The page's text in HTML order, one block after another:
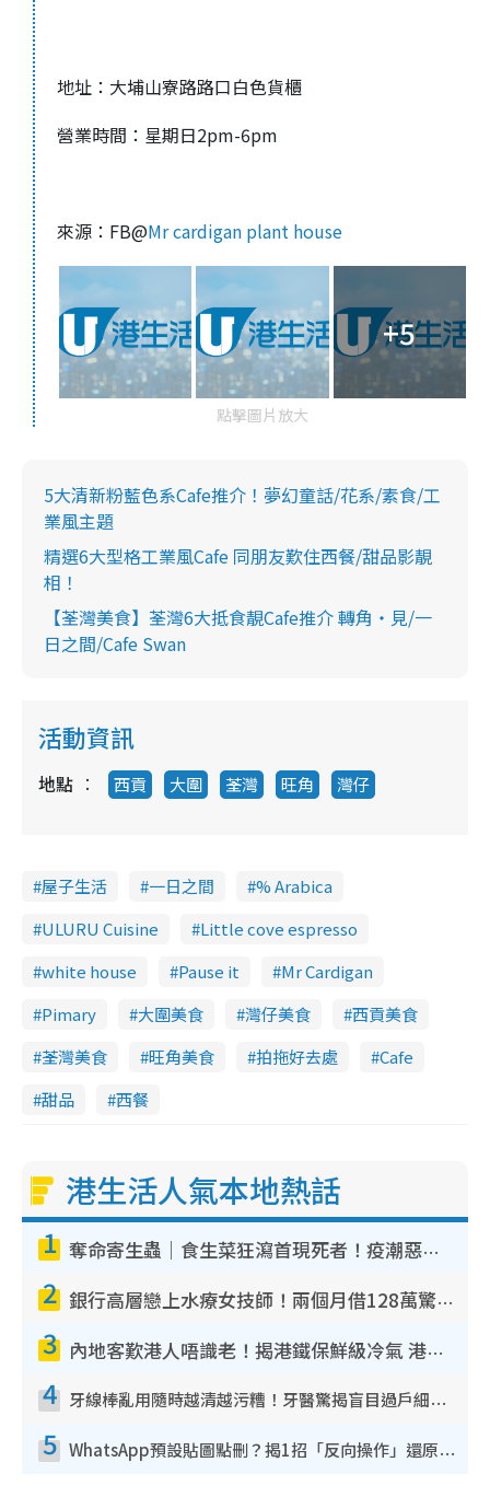
地址：大埔山寮路路口白色貨櫃
營業時間：星期日2pm-6pm
來源：FB@Mr cardigan plant house
+5
點擊圖片放大
5大清新粉藍色系Cafe推介！夢幻童話/花系/素食/工
業風主題
精選6大型格工業風Cafe 同朋友歎住西餐/甜品影靚
相！
【荃灣美食】荃灣6大抵食靚Cafe推介 轉角‧見/一
日之間/Cafe Swan
活動資訊
地點 西貢 大圍 荃灣 旺角 灣仔
屋子生活 一日之間
% Arabica
ULURU Cuisine
Little cove espresso
white house
Pause it
Mr Cardigan
Pimary
大圍美食 灣仔美食
西貢美食
荃灣美食
旺角美食 拍拖好去處
Cafe
甜品
西餐
港生活人氣本地熱話
1 奪命寄生蟲｜食生菜狂瀉首現死者！疫潮惡化錄1.8萬宗病例 揭洗菜3大謬誤
2 銀行高層戀上水療女技師！兩個月借128萬驚覺「沉船」沉落火海 揭背後疑似邪教操控賣淫
3 內地客歎港人唔識老！揭港鐵保鮮級冷氣 港人求放過：咪投訴
4 牙線棒亂用隨時越清越污糟！牙醫驚揭盲目過戶細菌恐致蛀牙：呢種先係日常真保養
5 WhatsApp預設貼圖點刪？揭1招「反向操作」還原簡潔介面 附3步實測教學